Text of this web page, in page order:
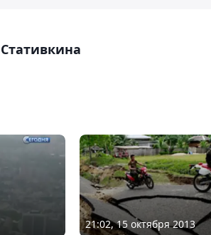
21:02, 15 октября 2013